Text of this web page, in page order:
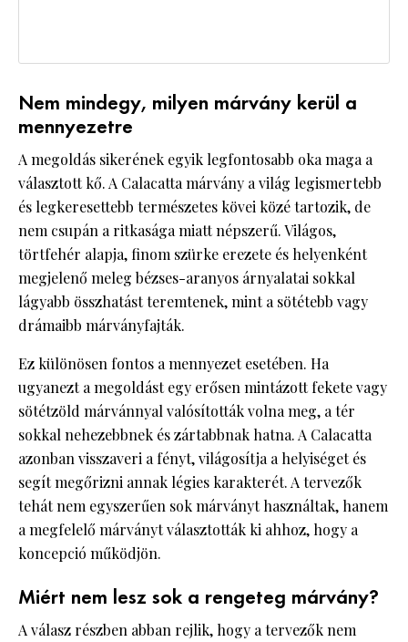
Nem mindegy, milyen márvány kerül a
mennyezetre
A megoldás sikerének egyik legfontosabb oka maga a
választott kő. A Calacatta márvány a világ legismertebb
és legkeresettebb természetes kövei közé tartozik, de
nem csupán a ritkasága miatt népszerű. Világos,
törtfehér alapja, finom szürke erezete és helyenként
megjelenő meleg bézses-aranyos árnyalatai sokkal
lágyabb összhatást teremtenek, mint a sötétebb vagy
drámaibb márványfajták.
Ez különösen fontos a mennyezet esetében. Ha
ugyanezt a megoldást egy erősen mintázott fekete vagy
sötétzöld márvánnyal valósították volna meg, a tér
sokkal nehezebbnek és zártabbnak hatna. A Calacatta
azonban visszaveri a fényt, világosítja a helyiséget és
segít megőrizni annak légies karakterét. A tervezők
tehát nem egyszerűen sok márványt használtak, hanem
a megfelelő márványt választották ki ahhoz, hogy a
koncepció működjön.
Miért nem lesz sok a rengeteg márvány?
A válasz részben abban rejlik, hogy a tervezők nem